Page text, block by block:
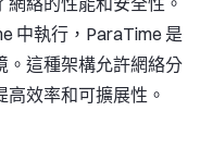
中執行，ParaTime 是
。這種架構允許網絡分
效率和可擴展性。